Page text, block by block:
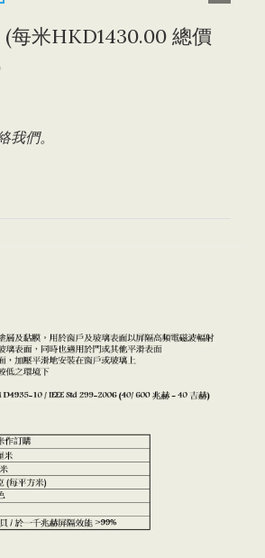
(每米HKD1430.00 總價
我們。